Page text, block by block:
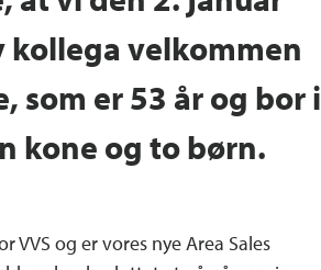
kollega velkommen
som er 53 år og bor i
kone og to børn.
VVS og er vores nye Area Sales